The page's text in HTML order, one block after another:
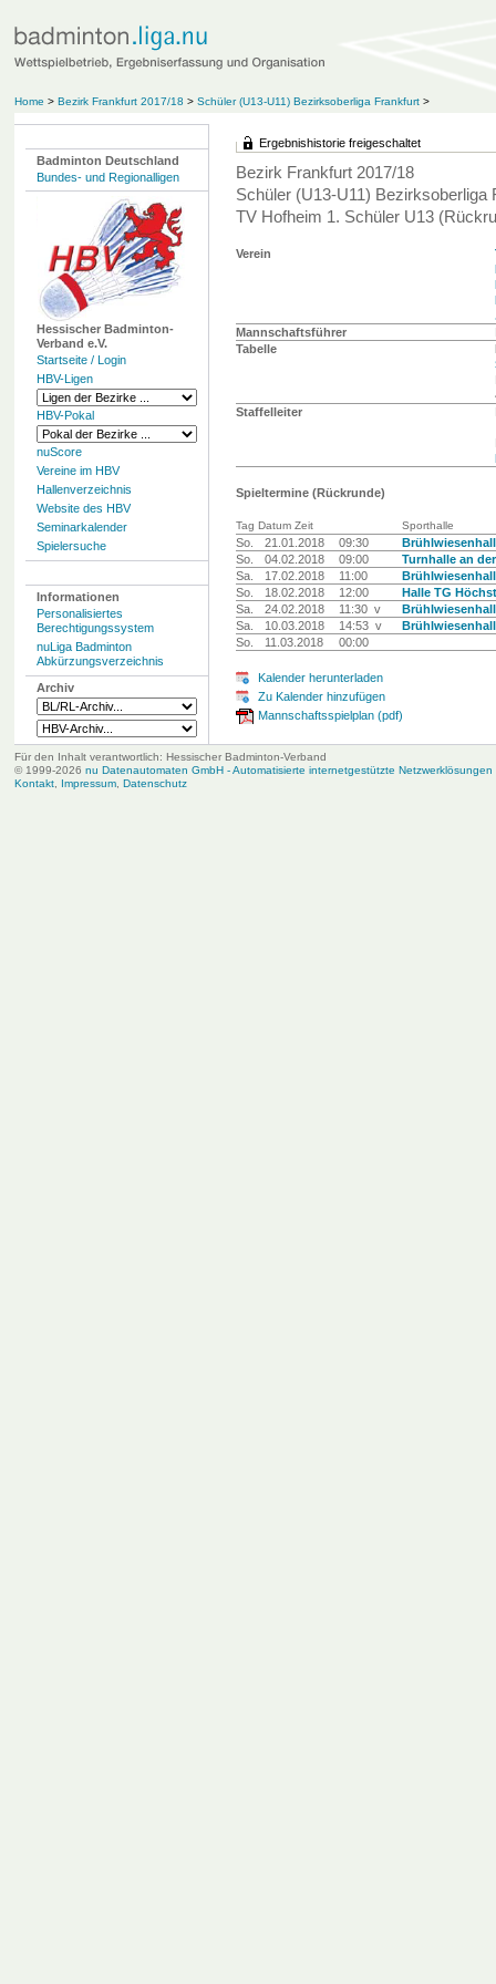
Home > Bezirk Frankfurt 2017/18 > Schüler (U13-U11) Bezirksoberliga Frankfurt>
Badminton Deutschland
Bundes- und Regionalligen
Hessischer Badminton-
Verband e.V.
Startseite / Login
HBV-Ligen
HBV-Pokal
nuScore
Vereine im HBV
Hallenverzeichnis
Website des HBV
Seminarkalender
Spielersuche
Informationen
Personalisiertes
Berechtigungssystem
nuLiga Badminton
Abkürzungsverzeichnis
Archiv
Ergebnishistorie freigeschaltet
Bezirk Frankfurt 2017/18
Schüler (U13-U11) Bezirksoberliga
TV Hofheim 1. Schüler U13
Verein
Mannschaftsführer
Tabelle
Staffelleiter
Spieltermine (Rückrunde)
Tag Datum Zeit Sporthalle
So. 21.01.2018 09:30
So.
04.02.2018 09:00
Turnhalle an
Sa.
17.02.2018 11:00
So.
18.02.2018 12:00
Halle TG Höchst
Sa.
24.02.2018 11:30 v
Sa.
10.03.2018 14:53 v
So.
11.03.2018 00:00
Kalender herunterladen
Zu Kalender hinzufügen
Mannschaftsspielplan (pdf)
Für den Inhalt verantwortlich: Hessischer Badminton-Verband
© 1999-2026 nu Datenautomaten GmbH - Automatisierte internetgestützte Netzwerklösungen
Kontakt, Impressum, Datenschutz